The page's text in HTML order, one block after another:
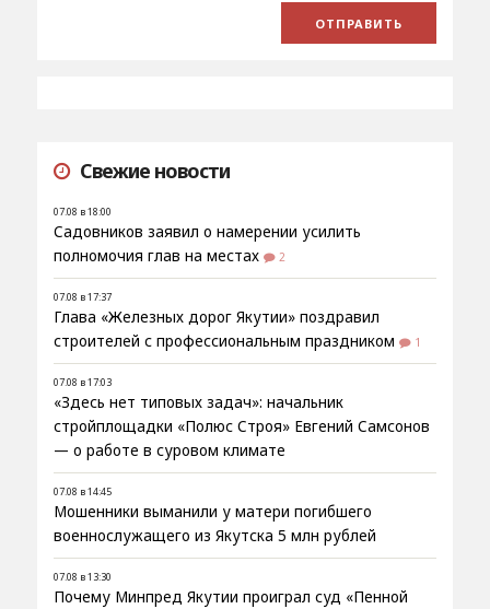
Свежие новости
07.08 в 18:00
Садовников заявил о намерении усилить
полномочия глав на местах
2
07.08 в 17:37
Глава «Железных дорог Якутии» поздравил
строителей с профессиональным праздником
1
07.08 в 17:03
«Здесь нет типовых задач»: начальник
стройплощадки «Полюс Строя» Евгений Самсонов
— о работе в суровом климате
07.08 в 14:45
Мошенники выманили у матери погибшего
военнослужащего из Якутска 5 млн рублей
07.08 в 13:30
Почему Минпред Якутии проиграл суд «Пенной